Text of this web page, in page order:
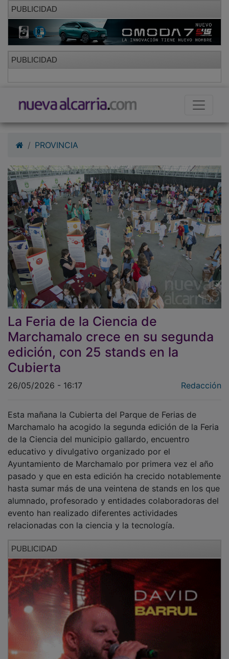
PUBLICIDAD
PUBLICIDAD
La Feria de la Ciencia de
Marchamalo crece en su segunda
edición, con 25 stands en la
Cubierta
Esta mañana la Cubierta del Parque de Ferias de
Marchamalo ha acogido la segunda edición de la Feria
de la Ciencia del municipio gallardo, encuentro
educativo y divulgativo organizado por el
Ayuntamiento de Marchamalo por primera vez el año
pasado y que en esta edición ha crecido notablemente
hasta sumar más de una veintena de stands en los que
alumnado, profesorado y entidades colaboradoras del
evento han realizado diferentes actividades
PUBLICIDAD